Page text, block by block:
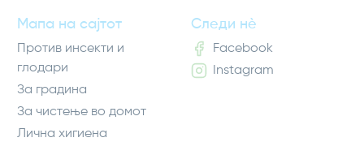
Мапа на сајтот
Против инсекти и
глодари
За градина
За чистење во домот
Лична хигиена
Следи нè
Facebook
Instagram